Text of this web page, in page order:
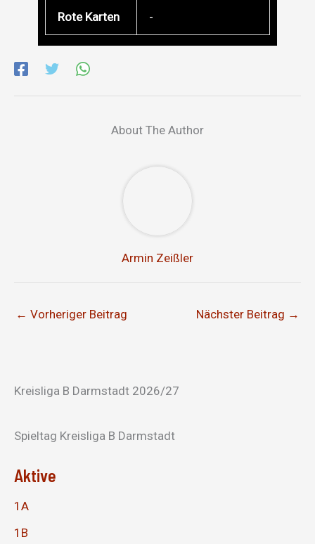
Rote Karten -
About The Author
Armin Zeißler
← Vorheriger Beitrag Nächster Beitrag →
Kreisliga B Darmstadt 2026/27
Spieltag Kreisliga B Darmstadt
Aktive
1A
1B